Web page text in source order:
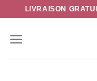
Passer
contenu
LIVRAISON